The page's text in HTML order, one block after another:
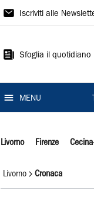
Il
Iscriviti alle
Sfoglia il quotidiano
MENU
Livorno Firenze
Livorno Cronaca